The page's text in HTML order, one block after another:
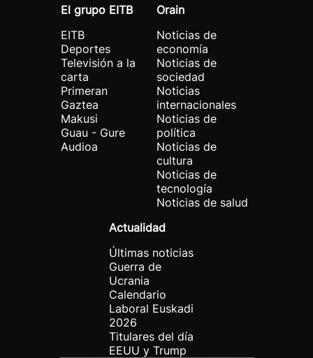
El grupo EITB
EITB
Deportes
Televisión a la
carta
Primeran
Gaztea
Makusi
Guau - Gure
Audioa
Orain
Noticias de
economía
Noticias de
sociedad
Noticias
internacionales
Noticias de
política
Noticias de
cultura
Noticias de
tecnología
Noticias de salud
Actualidad
Últimas noticias
Guerra de
Ucrania
Calendario
Laboral Euskadi
2026
Titulares del día
EEUU y Trump